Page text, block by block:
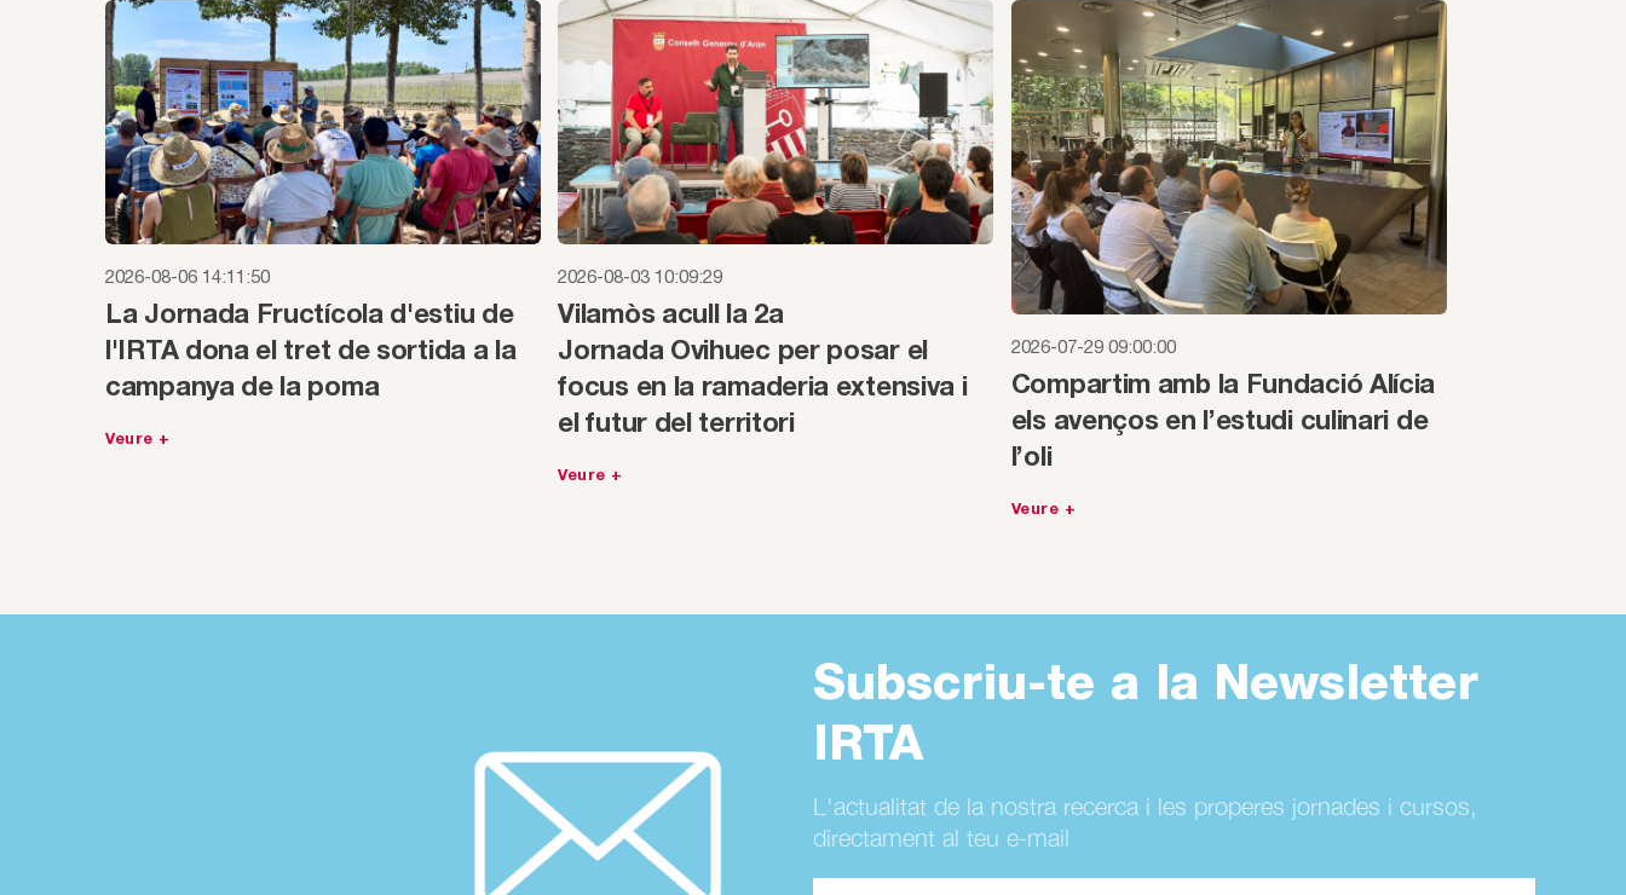
2026-08-06 14:11:50
La Jornada Fructícola d'estiu de
l'IRTA dona el tret de sortida a la
campanya de la poma
Veure +
2026-08-03 10:09:29
Vilamòs acull la 2a
Jornada Ovihuec per posar el
focus en la ramaderia extensiva i
el futur del territori
Veure +
2026-07-29 09:00:00
Compartim amb la Fundació Alícia
els avenços en l’estudi culinari de
l’oli
Veure +
Subscriu-te a la Newsletter
IRTA
L'actualitat de la nostra recerca i les properes jornades i cursos,
directament al teu e-mail